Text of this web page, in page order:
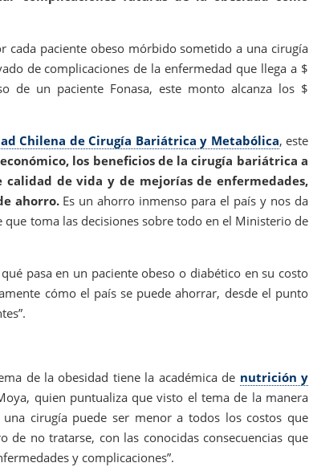
cada paciente obeso mórbido sometido a una cirugía
de complicaciones de la enfermedad que llega a $
de un paciente Fonasa, este monto alcanza los $
Chilena de Cirugía Bariátrica y Metabólica, este
los beneficios de la cirugía bariátrica a
de vida y de mejorías de enfermedades,
ahorro.Es un ahorro inmenso para el país y nos da
toma las decisiones sobre todo en el Ministerio de
pasa en un paciente obeso o diabético en su costo
cómo el país se puede ahorrar, desde el punto
de la obesidad tiene la académica de nutrición y
quien puntualiza que visto el tema de la manera
una cirugía puede ser menor a todos los costos que
no tratarse, con las conocidas consecuencias que
y complicaciones”.